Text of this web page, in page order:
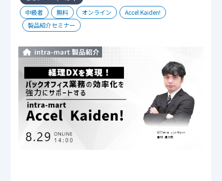
中級者
無料 オンライン
Accel Kaiden!
製品紹介セミナー